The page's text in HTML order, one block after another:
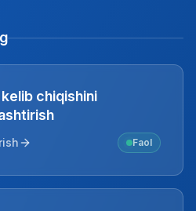
chiqishini
Faol